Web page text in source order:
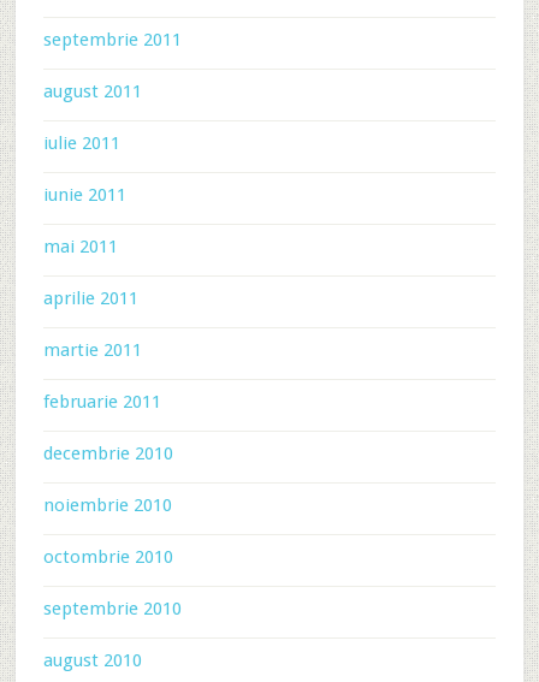
septembrie 2011
august 2011
iulie 2011
iunie 2011
mai 2011
aprilie 2011
martie 2011
februarie 2011
decembrie 2010
noiembrie 2010
octombrie 2010
septembrie 2010
august 2010